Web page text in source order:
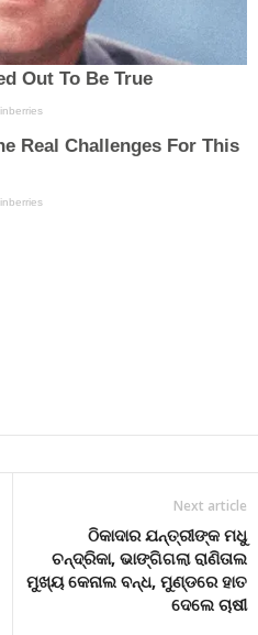
Next article
ଠିକାଦାର ଯନ୍ତ୍ରୀଙ୍କ ମଧୁ
ଚନ୍ଦ୍ରିକା, ଭାଙ୍ଗିଗଲା ରାଣିତାଲ
ମୁଖ୍ୟ କେନାଲ ବନ୍ଧ, ମୁଣ୍ଡରେ ହାତ
ଦେଲେ ଚାଷୀ